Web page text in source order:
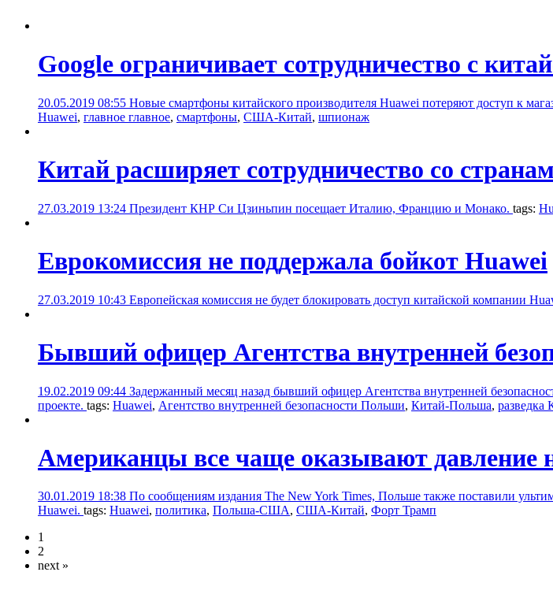
Google ограничивает сотрудничество с
20.05.2019 08:55 Новые смартфоны китайского производителя Huawei потеряют доступ к
Huawei, главное главное, смартфоны, США-Китай, шпионаж
Китай расширяет сотрудничество со
27.03.2019 13:24 Президент КНР Си Цзиньпин посещает Италию, Францию и Монако. tags:
Еврокомиссия не поддержала бойкот Huawei
27.03.2019 10:43 Европейская комиссия не будет блокировать доступ китайской компании
Бывший офицер Агентства внутренней
19.02.2019 09:44 Задержанный месяц назад бывший офицер Агентства внутренней
проекте. tags: Huawei, Агентство внутренней безопасности Польши, Китай-Польша, разведка
Американцы все чаще оказывают давление
30.01.2019 18:38 По сообщениям издания The New York Times, Польше также поставили
Huawei. tags: Huawei, политика, Польша-США, США-Китай, Форт Трамп
1
2
next »